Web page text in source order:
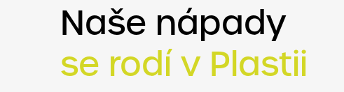
Naše nápady
se rodí v Plastii